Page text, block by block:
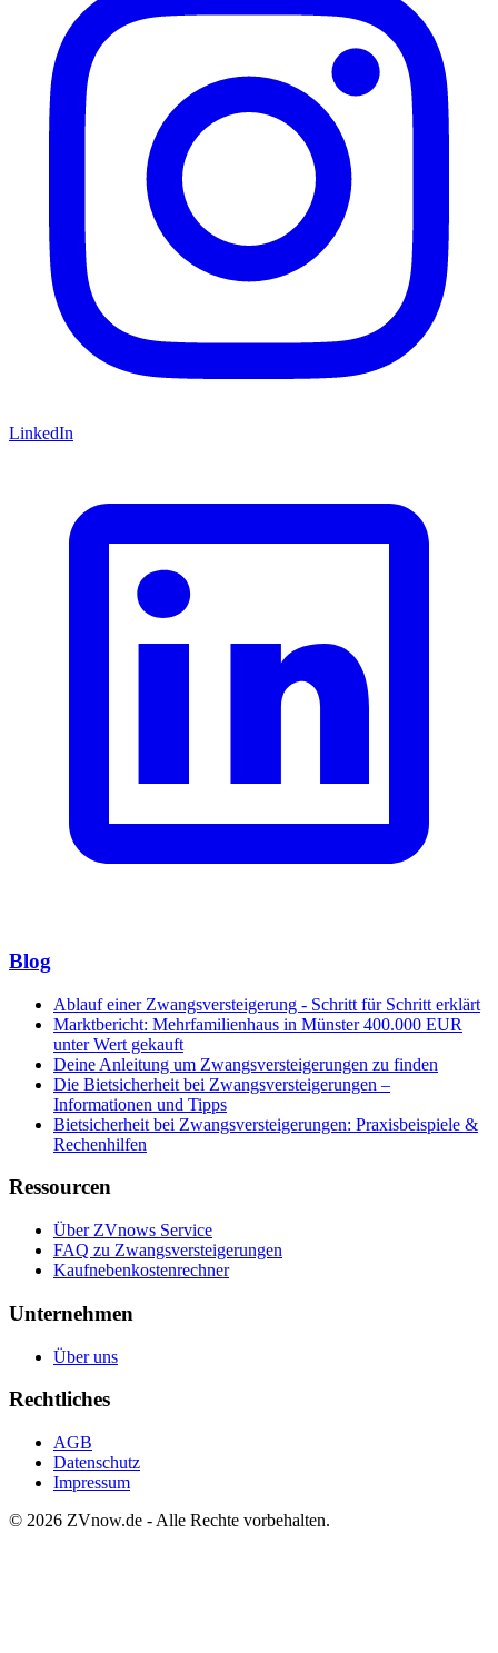
LinkedIn
Blog
Ablauf einer Zwangsversteigerung - Schritt für Schritt erklärt
Marktbericht: Mehrfamilienhaus in Münster 400.000 EUR
unter Wert gekauft
Deine Anleitung um Zwangsversteigerungen zu finden
Die Bietsicherheit bei Zwangsversteigerungen –
Informationen und Tipps
Bietsicherheit bei Zwangsversteigerungen: Praxisbeispiele &
Rechenhilfen
Ressourcen
Über ZVnows Service
FAQ zu Zwangsversteigerungen
Kaufnebenkostenrechner
Unternehmen
Über uns
Rechtliches
AGB
Datenschutz
Impressum
© 2026 ZVnow.de - Alle Rechte vorbehalten.